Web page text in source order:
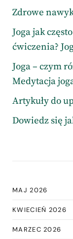
Zdrowe
Joga jak
ćwiczenia?
Joga – czym
Medytacja
Artykuły do
Dowiedz się
MAJ 2026
KWIECIEŃ 2026
MARZEC 2026